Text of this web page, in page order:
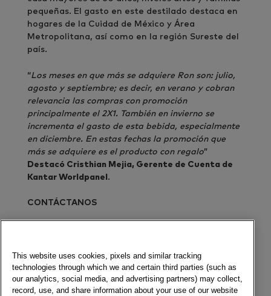
pequeñas. El gasto en este destilado destaca en
hogares de la Cuidad de México y Área
Metropolitana, así como en la región Sureste del
país.
“Los meses en que más se adquiere Ron son: julio,
agosto y septiembre; es decir, en verano y cobran
relevancia las compras con promoción
principalmente el 2X1. También en invierno se
incrementa el gasto de esta bebida, especialmente
en diciembre. En estas fechas la promoción que
más se adquiere es el producto con regalo”
Destacó Cristhian Mejia, Gerente de Cuenta de
Kantar Worldpanel .
CONTÁCTANOS
Newsletter
This website uses cookies, pixels and similar tracking
technologies through which we and certain third parties (such as
our analytics, social media, and advertising partners) may collect,
record, use, and share information about your use of our website